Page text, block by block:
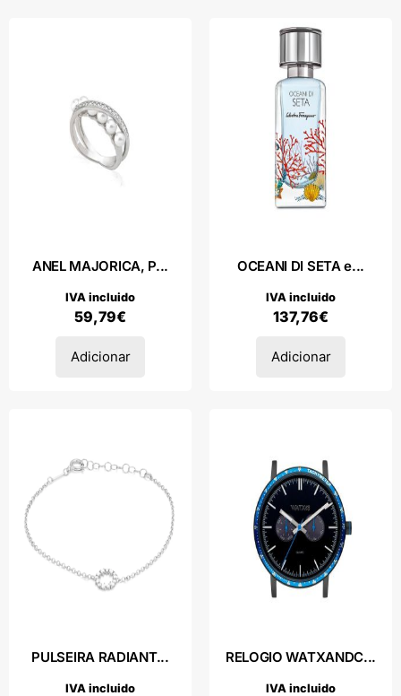
ANEL MAJORICA, P...
59,79€
IVA incluido
Adicionar
OCEANI DI SETA e...
137,76€
IVA incluido
Adicionar
PULSEIRA RADIANT...
IVA incluido
RELOGIO WATXANDC...
IVA incluido